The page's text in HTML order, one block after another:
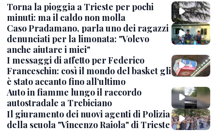
Torna la pioggia a Trieste per pochi
minuti: ma il caldo non molla
Caso Pradamano, parla uno dei ragazzi
denunciati per la limonata: "Volevo
anche aiutare i miei"
I messaggi di affetto per Federico
Franceschin: così il mondo del basket gli
è stato accanto fino all’ultimo
Auto in fiamme lungo il raccordo
autostradale a Trebiciano
Il giuramento dei nuovi agenti di Polizia
della scuola "Vincenzo Raiola" di Trieste